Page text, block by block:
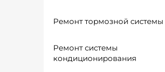
Ремонт тормозной системы
Ремонт системы
кондиционирования